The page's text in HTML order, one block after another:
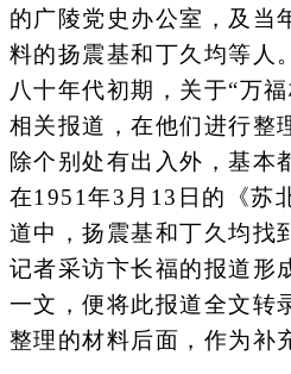
的广陵党史办公室，及当
料的扬震基和丁久均等人
八十年代初期，关于“万
相关报道，在他们进行整
除个别处有出入外，基本
在1951年3月13日的《苏
道中，扬震基和丁久均找
记者采访卞长福的报道形
一文，便将此报道全文转
整理的材料后面，作为补